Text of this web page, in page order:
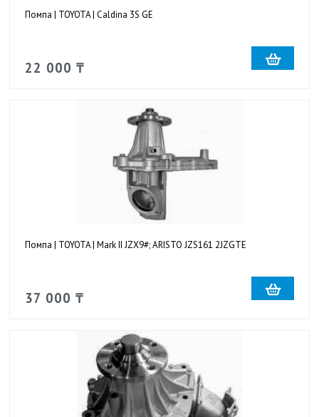
Помпа | TOYOTA | Caldina 3S GE
22 000 ₸
Помпа | TOYOTA | Mark II JZX9#; ARISTO JZS161 2JZGTE
37 000 ₸